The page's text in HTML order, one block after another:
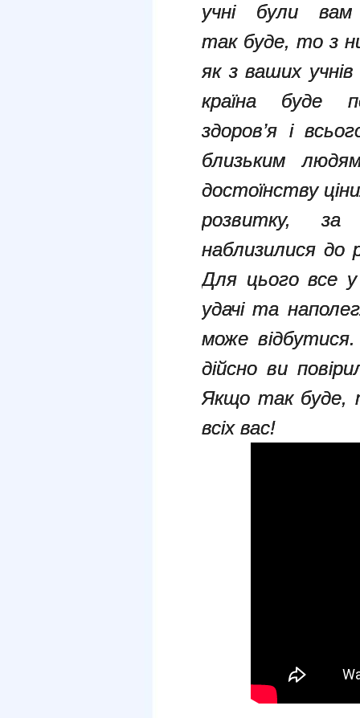
учні були
так буде, то з
як з ваших
країна буде
здоров’я і
близьким
достоїнству
розвитку, за
наблизилися до
Для цього все
удачі та
може
дійсно ви
Якщо так буде,
всіх вас!